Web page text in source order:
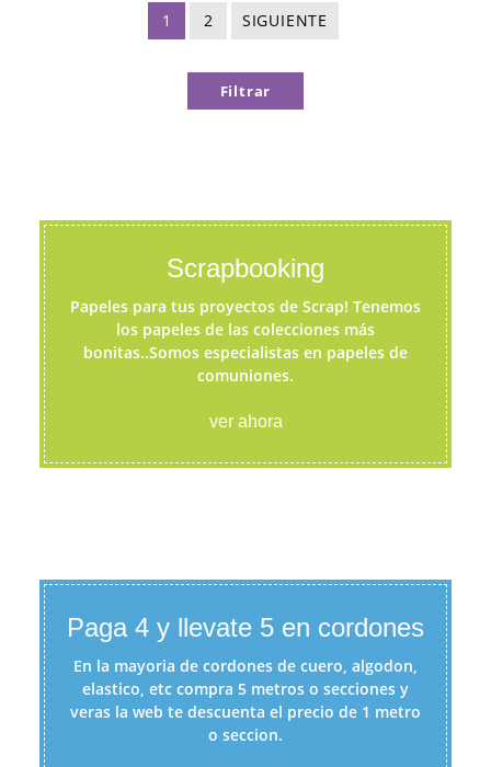
1 2 SIGUIENTE
Filtrar
Scrapbooking
Papeles para tus proyectos de Scrap! Tenemos
los papeles de las colecciones más
bonitas..Somos especialistas en papeles de
comuniones.
ver ahora
Paga 4 y llevate 5 en cordones
En la mayoria de cordones de cuero, algodon,
elastico, etc compra 5 metros o secciones y
veras la web te descuenta el precio de 1 metro
o seccion.